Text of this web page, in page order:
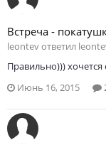
Встреча -
leontev ответил
Правильно)))
Июнь 16, 2015